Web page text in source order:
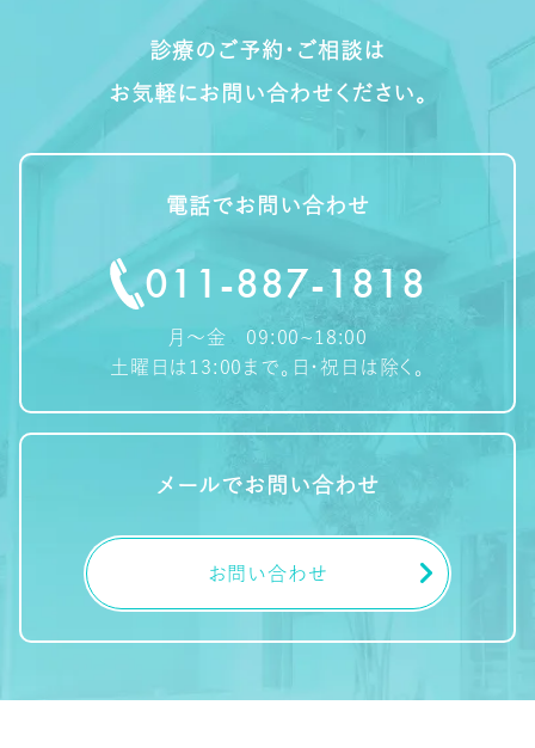
診療のご予約・ご相談は
お気軽にお問い合わせください。
電話でお問い合わせ
011-887-1818
月～金 09:00~18:00
土曜日は13:00まで。日・祝日は除く。
メールでお問い合わせ
お問い合わせ